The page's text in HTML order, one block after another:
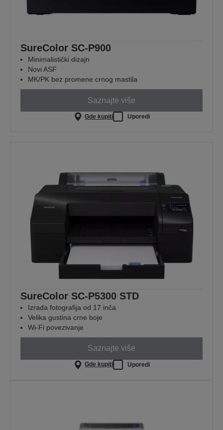
SureColor SC-P900
Minimalistički dizajn
Novi ASF
MK/PK bez promene crnog mastila
Saznajte više
Gde kupiti Uporedi
SureColor SC-P5300 STD
Izrada fotografija od 17 inča
Velika gustina crne boje
Wi-Fi povezivanje
Saznajte više
Gde kupiti Uporedi